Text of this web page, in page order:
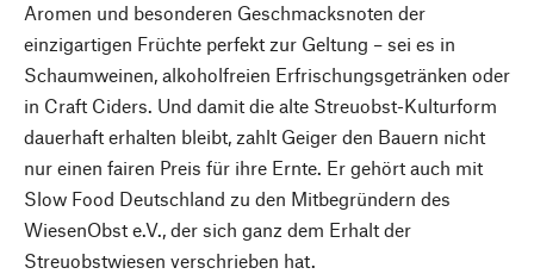
Aromen und besonderen Geschmacksnoten der
einzigartigen Früchte perfekt zur Geltung – sei es in
Schaumweinen, alkoholfreien Erfrischungsgetränken oder
in Craft Ciders. Und damit die alte Streuobst-Kulturform
dauerhaft erhalten bleibt, zahlt Geiger den Bauern nicht
nur einen fairen Preis für ihre Ernte. Er gehört auch mit
Slow Food Deutschland zu den Mitbegründern des
WiesenObst e.V., der sich ganz dem Erhalt der
Streuobstwiesen verschrieben hat.